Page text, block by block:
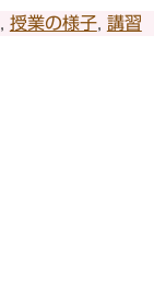
授業の様子, 講習